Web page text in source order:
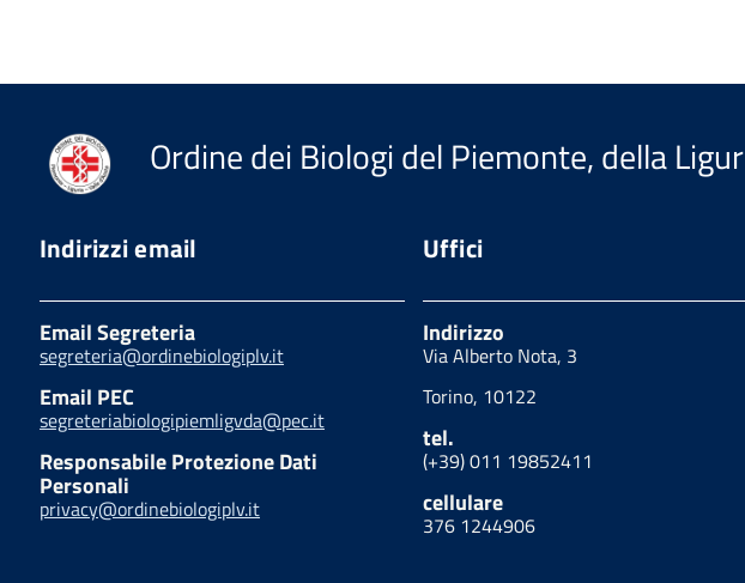
Ordine dei Biologi del Piemonte, della
Indirizzi email
Email Segreteria
segreteria@ordinebiologiplv.it
Email PEC
segreteriabiologipiemligvda@pec.it
Responsabile Protezione Dati
Personali
privacy@ordinebiologiplv.it
Uffici
Indirizzo
Via Alberto Nota, 3
Torino, 10122
tel.
(+39) 011 19852411
cellulare
376 1244906